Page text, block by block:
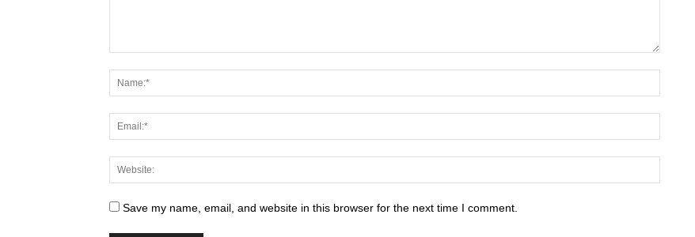
Save my name, email, and website in this browser for the next time I comment.